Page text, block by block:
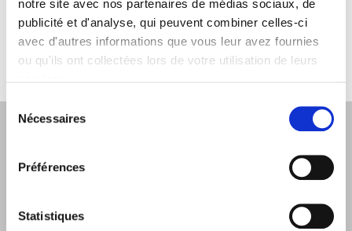
notre site avec nos partenaires de médias sociaux, de
publicité et d'analyse, qui peuvent combiner celles-ci
avec d'autres informations que vous leur avez fournies
ou qu'ils ont collectées lors de votre utilisation de leurs
Sélection
consentement
Nécessaires
Préférences
Statistiques
Relais Amical Lille
59000 LILLE
proche de chez vous : (94)